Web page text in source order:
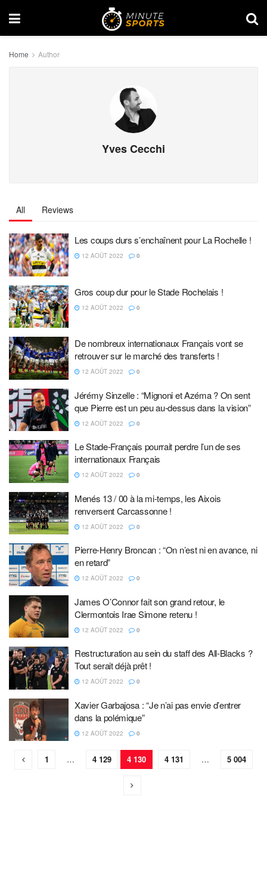
Home Author
Yves Cecchi
All Reviews
Les coups durs s’enchaînent pour La Rochelle !
12 AOÛT 2022 0
Gros coup dur pour le Stade Rochelais !
12 AOÛT 2022 0
De nombreux internationaux Français vont se
retrouver sur le marché des transferts !
12 AOÛT 2022 0
Jérémy Sinzelle : “Mignoni et Azéma ? On sent
que Pierre est un peu au-dessus dans la vision”
12 AOÛT 2022 0
Le Stade-Français pourrait perdre l’un de ses
internationaux Français
12 AOÛT 2022 0
Menés 13 / 00 à la mi-temps, les Aixois
renversent Carcassonne !
12 AOÛT 2022 0
Pierre-Henry Broncan : “On n’est ni en avance, ni
en retard”
12 AOÛT 2022 0
James O’Connor fait son grand retour, le
Clermontois Irae Simone retenu !
12 AOÛT 2022 0
Restructuration au sein du staff des All-Blacks ?
Tout serait déjà prêt !
12 AOÛT 2022 0
Xavier Garbajosa : “Je n’ai pas envie d’entrer
dans la polémique”
12 AOÛT 2022 0
1 … 4 129 4 130 4 131 … 5 004